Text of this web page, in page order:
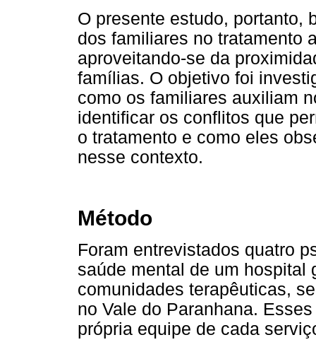
O presente estudo, portanto,
dos familiares no tratamento
aproveitando-se da
famílias. O objetivo foi
como os familiares auxiliam
identificar os conflitos que
o tratamento e como eles
nesse contexto.
Método
Foram entrevistados quatro
saúde mental de um hospital
comunidades terapêuticas,
no Vale do Paranhana.
própria equipe de cada